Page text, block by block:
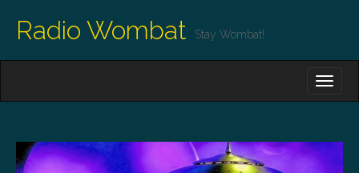
Radio Wombat Stay Wombat!
N
M
O
C